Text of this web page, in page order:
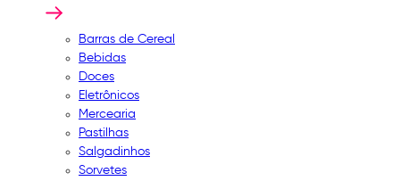
Barras de Cereal
Bebidas
Doces
Eletrônicos
Mercearia
Pastilhas
Salgadinhos
Sorvetes